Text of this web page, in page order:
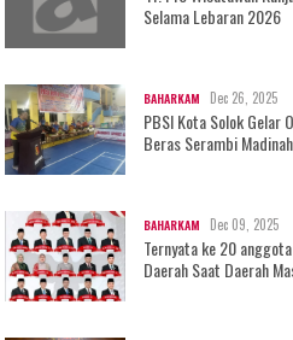
Selama Lebaran 2026
BAHARKAM Dec 26, 2025
PBSI Kota Solok Gelar
Beras Serambi
BAHARKAM Dec 09, 2025
Ternyata ke 20
Daerah Saat Daerah